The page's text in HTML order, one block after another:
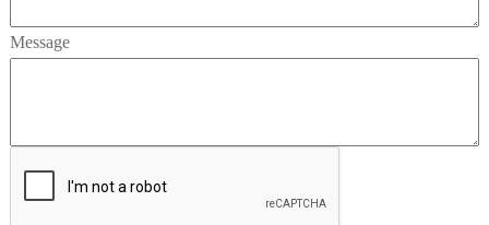
Message